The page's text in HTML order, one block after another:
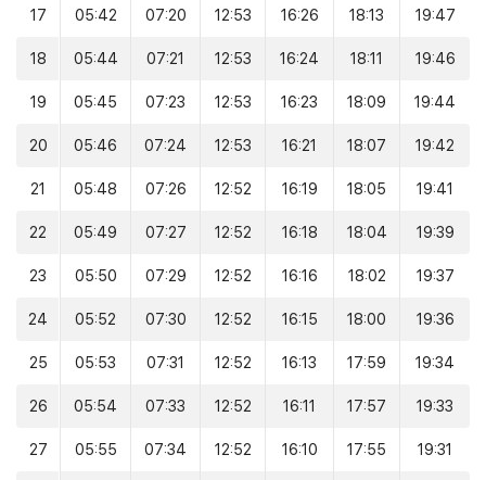
17 05:42 07:20 12:53 16:26 18:13 19:47
18 05:44 07:21 12:53 16:24 18:11 19:46
19 05:45 07:23 12:53 16:23 18:09 19:44
20 05:46 07:24 12:53 16:21 18:07 19:42
21 05:48 07:26 12:52 16:19 18:05 19:41
22 05:49 07:27 12:52 16:18 18:04 19:39
23 05:50 07:29 12:52 16:16 18:02 19:37
24 05:52 07:30 12:52 16:15 18:00 19:36
25 05:53 07:31 12:52 16:13 17:59 19:34
26 05:54 07:33 12:52 16:11 17:57 19:33
27 05:55 07:34 12:52 16:10 17:55 19:31